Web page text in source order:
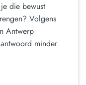
die bewust
Volgens
Antwerp
minder